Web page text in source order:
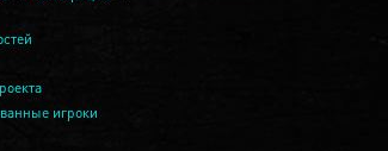
игроки